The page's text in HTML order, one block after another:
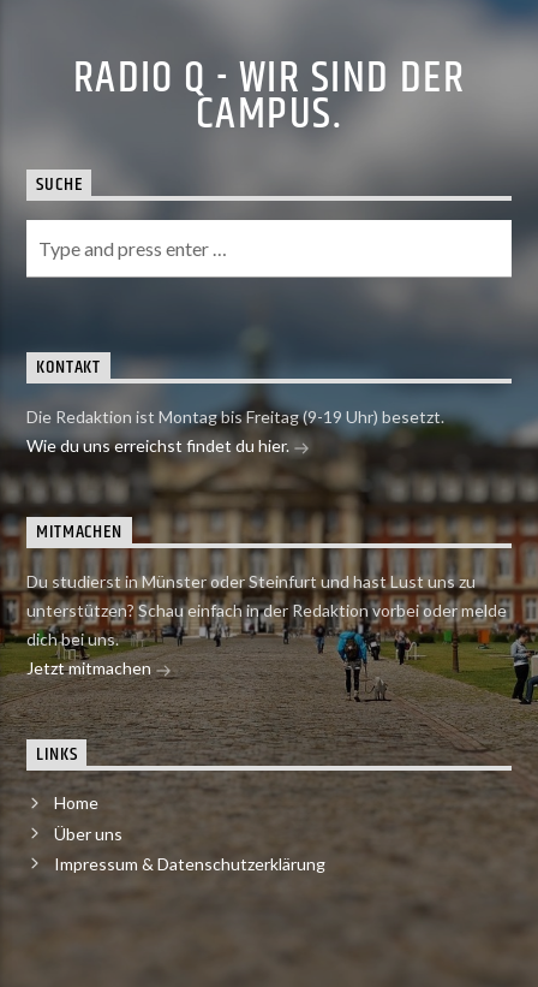
RADIO Q - WIR SIND DER
CAMPUS.
SUCHE
KONTAKT
Die Redaktion ist Montag bis Freitag (9-19 Uhr) besetzt.
Wie du uns erreichst findet du hier.
MITMACHEN
Du studierst in Münster oder Steinfurt und hast Lust uns zu
unterstützen? Schau einfach in der Redaktion vorbei oder melde
dich bei uns.
Jetzt mitmachen
LINKS
Home
Über uns
Impressum & Datenschutzerklärung